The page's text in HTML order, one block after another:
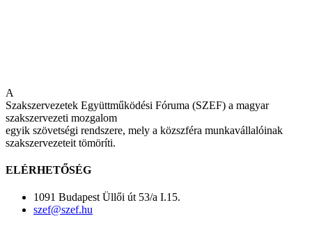
A
Szakszervezetek Együttműködési Fóruma (SZEF) a magyar
szakszervezeti mozgalom
egyik szövetségi rendszere, mely a közszféra munkavállalóinak
szakszervezeteit tömöríti.
ELÉRHETŐSÉG
1091 Budapest Üllői út 53/a I.15.
szef@szef.hu